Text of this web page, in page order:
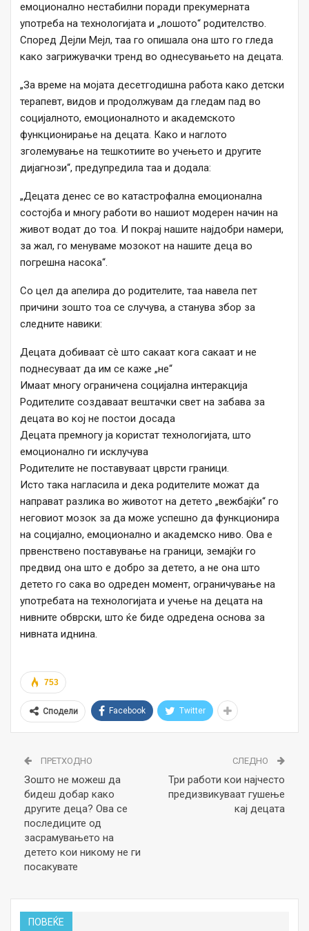
емоционално нестабилни поради прекумерната
употреба на технологијата и „лошото“ родителство.
Според Дејли Мејл, таа го опишала она што го гледа
како загрижувачки тренд во однесувањето на децата.
„За време на мојата десетгодишна работа како детски
терапевт, видов и продолжувам да гледам пад во
социјалното, емоционалното и академското
функционирање на децата. Како и наглото
зголемување на тешкотиите во учењето и другите
дијагнози“, предупредила таа и додала:
„Децата денес се во катастрофална емоционална
состојба и многу работи во нашиот модерен начин на
живот водат до тоа. И покрај нашите најдобри намери,
за жал, го менуваме мозокот на нашите деца во
погрешна насока“.
Со цел да апелира до родителите, таа навела пет
причини зошто тоа се случува, а станува збор за
следните навики:
Децата добиваат сè што сакаат кога сакаат и не
поднесуваат да им се каже „не“
Имаат многу ограничена социјална интеракција
Родителите создаваат вештачки свет на забава за
децата во кој не постои досада
Децата премногу ја користат технологијата, што
емоционално ги исклучува
Родителите не поставуваат цврсти граници.
Исто така нагласила и дека родителите можат да
направат разлика во животот на детето „вежбајќи“ го
неговиот мозок за да може успешно да функционира
на социјално, емоционално и академско ниво. Ова е
првенствено поставување на граници, земајќи го
предвид она што е добро за детето, а не она што
детето го сака во одреден момент, ограничување на
употребата на технологијата и учење на децата на
нивните обврски, што ќе биде одредена основа за
нивната иднина.
753
Сподели Facebook Twitter
ПРЕТХОДНО
Зошто не можеш да
бидеш добар како
другите деца? Ова се
последиците од
засрамувањето на
детето кои никому не ги
посакувате
СЛЕДНО
Три работи кои најчесто
предизвикуваат гушење
кај децата
ПОВЕЌЕ